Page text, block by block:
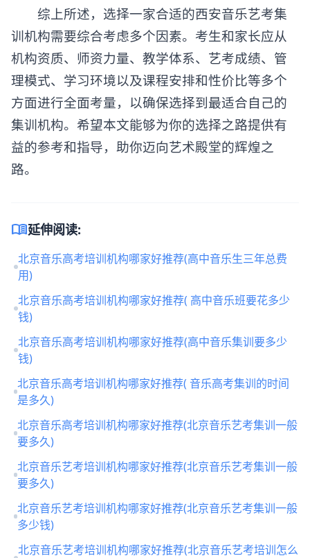
综上所述，选择一家合适的西安音乐艺考集
训机构需要综合考虑多个因素。考生和家长应从
机构资质、师资力量、教学体系、艺考成绩、管
理模式、学习环境以及课程安排和性价比等多个
方面进行全面考量，以确保选择到最适合自己的
集训机构。希望本文能够为你的选择之路提供有
益的参考和指导，助你迈向艺术殿堂的辉煌之
路。
menu_book延伸阅读:
北京音乐高考培训机构哪家好推荐(高中音乐生三年总费
用)
北京音乐高考培训机构哪家好推荐( 高中音乐班要花多少
钱)
北京音乐高考培训机构哪家好推荐(高中音乐集训要多少
钱)
北京音乐高考培训机构哪家好推荐( 音乐高考集训的时间
是多久)
北京音乐高考培训机构哪家好推荐(北京音乐艺考集训一般
要多久)
北京音乐艺考培训机构哪家好推荐(北京音乐艺考集训一般
要多久)
北京音乐艺考培训机构哪家好推荐(北京音乐艺考集训一般
多少钱)
北京音乐艺考培训机构哪家好推荐(北京音乐艺考培训怎么